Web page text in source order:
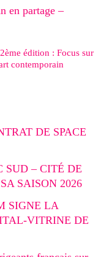
en partage –
édition : Focus sur
contemporain
DE SPACE
SUD – CITÉ DE
SAISON 2026
SIGNE LA
VITRINE DE